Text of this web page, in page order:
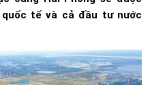
tế và cả đầu tư nước